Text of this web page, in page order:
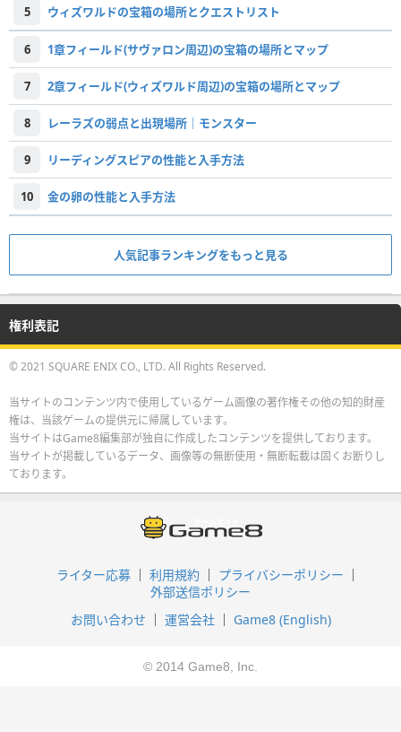
5 ウィズワルドの宝箱の場所とクエストリスト
6 1章フィールド(サヴァロン周辺)の宝箱の場所とマップ
7 2章フィールド(ウィズワルド周辺)の宝箱の場所とマップ
8 レーラズの弱点と出現場所｜モンスター
9 リーディングスピアの性能と入手方法
10 金の卵の性能と入手方法
人気記事ランキングをもっと見る
権利表記
© 2021 SQUARE ENIX CO., LTD. All Rights Reserved.
当サイトのコンテンツ内で使用しているゲーム画像の著作権その他の知的財産
権は、当該ゲームの提供元に帰属しています。
当サイトはGame8編集部が独自に作成したコンテンツを提供しております。
当サイトが掲載しているデータ、画像等の無断使用・無断転載は固くお断りし
ております。
ライター応募 利用規約
プライバシーポリシー
外部送信ポリシー
お問い合わせ
運営会社 Game8 (English)
© 2014 Game8, Inc.